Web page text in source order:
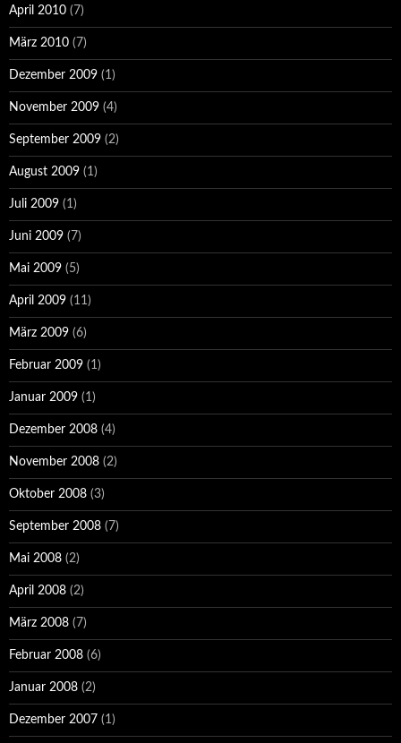
April 2010 (7)
März 2010 (7)
Dezember 2009 (1)
November 2009 (4)
September 2009 (2)
August 2009 (1)
Juli 2009 (1)
Juni 2009 (7)
Mai 2009 (5)
April 2009 (11)
März 2009 (6)
Februar 2009 (1)
Januar 2009 (1)
Dezember 2008 (4)
November 2008 (2)
Oktober 2008 (3)
September 2008 (7)
Mai 2008 (2)
April 2008 (2)
März 2008 (7)
Februar 2008 (6)
Januar 2008 (2)
Dezember 2007 (1)